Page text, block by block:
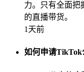
力。只有全面把
的直播带货。
1天前
如何申请TikTok